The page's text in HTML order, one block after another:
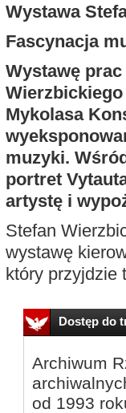
Wystawa
Fascynacja
Wystawę
Mykolasa
muzyki.
portret
artystę i
Stefan
wystawę
który przyjdzie
Dostęp do
Archiwum
od 1993